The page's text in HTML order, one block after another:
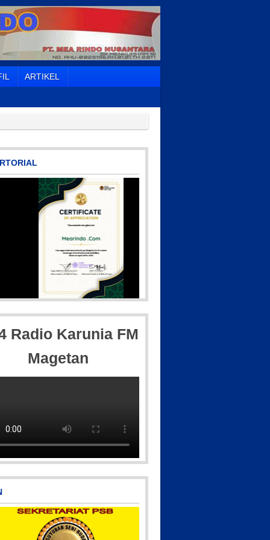
ARTIKEL
IMG-20250501-WA0005
04-12_11-55-35-604
Radio Karunia FM
Magetan